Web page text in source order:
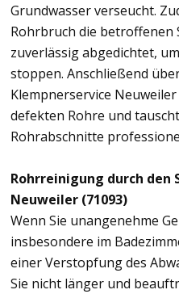
Grundwasser verseucht.
Rohrbruch die betroffenen
zuverlässig abgedichtet,
stoppen. Anschließend
Klempnerservice
defekten Rohre und
Rohrabschnitte
Rohrreinigung durch
Neuweiler (71093)
Wenn Sie unangenehme
insbesondere im
einer Verstopfung des
Sie nicht länger und